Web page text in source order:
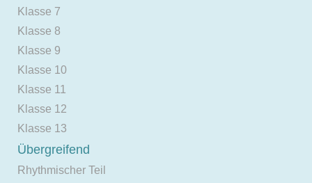
Klasse 7
Klasse 8
Klasse 9
Klasse 10
Klasse 11
Klasse 12
Klasse 13
Übergreifend
Rhythmischer Teil